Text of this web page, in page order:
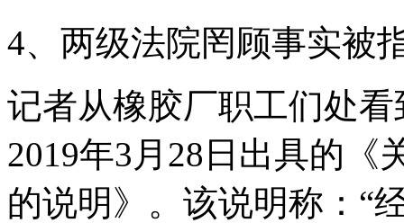
4、两级法院罔顾事实被
记者从橡胶厂职工们处
2019年3月28日出具的《
的说明》。该说明称：“